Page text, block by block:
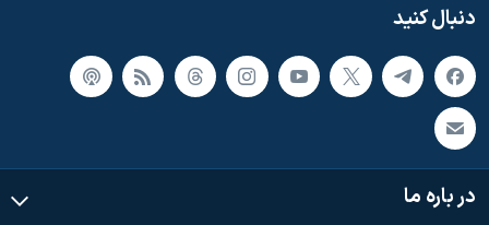
دنبال کنید
در باره ما